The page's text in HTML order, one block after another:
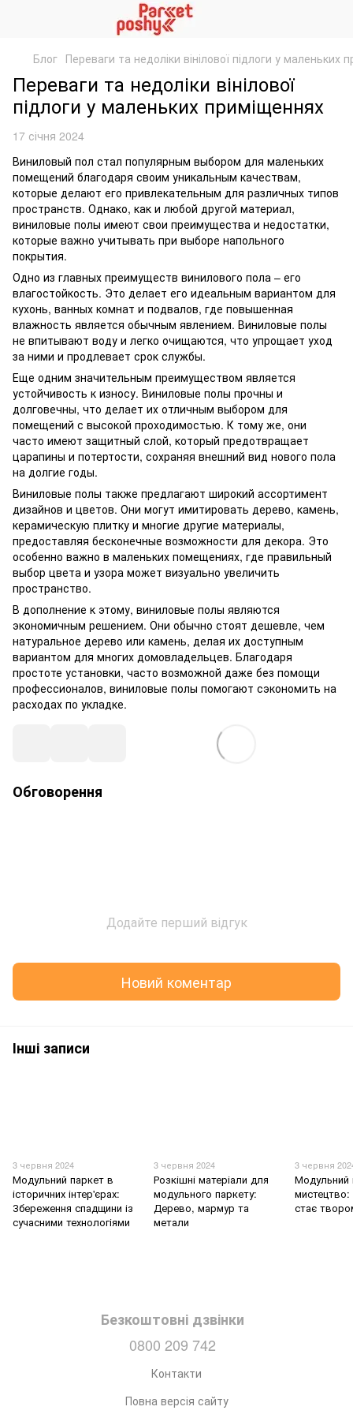
Блог Переваги та недоліки вінілової підлоги у маленьких
Переваги та недоліки вінілової
підлоги у маленьких приміщеннях
17 січня 2024
Виниловый пол стал популярным выбором для маленьких
помещений благодаря своим уникальным качествам,
которые делают его привлекательным для различных типов
пространств. Однако, как и любой другой материал,
виниловые полы имеют свои преимущества и недостатки,
которые важно учитывать при выборе напольного
покрытия.
Одно из главных преимуществ винилового пола – его
влагостойкость. Это делает его идеальным вариантом для
кухонь, ванных комнат и подвалов, где повышенная
влажность является обычным явлением. Виниловые полы
не впитывают воду и легко очищаются, что упрощает уход
за ними и продлевает срок службы.
Еще одним значительным преимуществом является
устойчивость к износу. Виниловые полы прочны и
долговечны, что делает их отличным выбором для
помещений с высокой проходимостью. К тому же, они
часто имеют защитный слой, который предотвращает
царапины и потертости, сохраняя внешний вид нового пола
на долгие годы.
Виниловые полы также предлагают широкий ассортимент
дизайнов и цветов. Они могут имитировать дерево, камень,
керамическую плитку и многие другие материалы,
предоставляя бесконечные возможности для декора. Это
особенно важно в маленьких помещениях, где правильный
выбор цвета и узора может визуально увеличить
пространство.
В дополнение к этому, виниловые полы являются
экономичным решением. Они обычно стоят дешевле, чем
натуральное дерево или камень, делая их доступным
вариантом для многих домовладельцев. Благодаря
простоте установки, часто возможной даже без помощи
профессионалов, виниловые полы помогают сэкономить на
расходах по укладке.
Обговорення
Додайте перший відгук
Новий коментар
Інші записи
3 червня 2024
Модульний паркет в
історичних інтер'єрах:
Збереження спадщини із
сучасними технологіями
3 червня 2024
Розкішні матеріали для
модульного паркету:
Дерево, мармур та
метали
3 червня
Модульний
мистецтво:
стає
Безкоштовні дзвінки
0800 209 742
Контакти
Повна версія сайту